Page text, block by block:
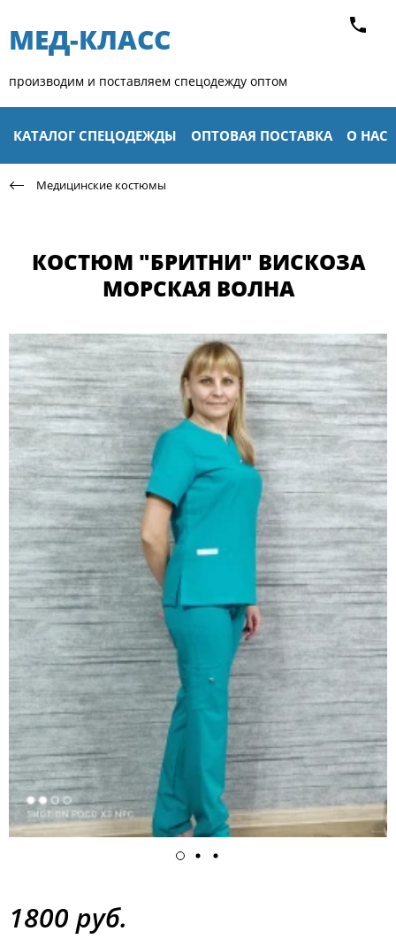
МЕД-КЛАСС​
производим и поставляем спецодежду оптом
КАТАЛОГ СПЕЦОДЕЖДЫ ОПТОВАЯ ПОСТАВКА О НАС
Медицинские костюмы
КОСТЮМ "БРИТНИ" ВИСКОЗА
МОРСКАЯ ВОЛНА
1800 руб.